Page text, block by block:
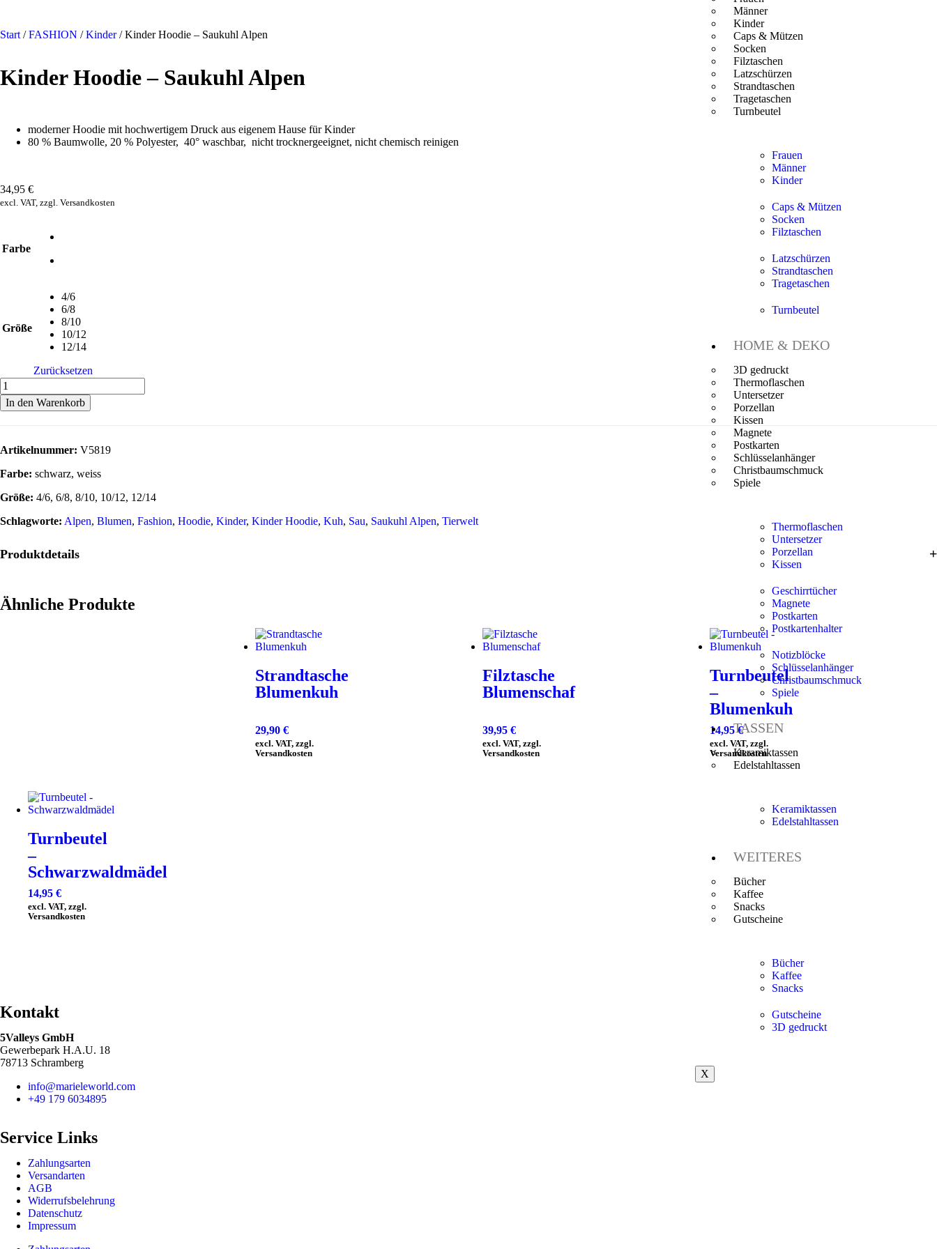
Männer
Kinder
Caps & Mützen
Socken
Filztaschen
Latzschürzen
Strandtaschen
Tragetaschen
Turnbeutel
Frauen
Männer
Kinder
Caps & Mützen
Socken
Filztaschen
Latzschürzen
Strandtaschen
Tragetaschen
Turnbeutel
HOME & DEKO
3D gedruckt
Thermoflaschen
Untersetzer
Porzellan
Kissen
Magnete
Postkarten
Schlüsselanhänger
Christbaumschmuck
Spiele
Thermoflaschen
Untersetzer
Porzellan
Kissen
Geschirrtücher
Magnete
Postkarten
Postkartenhalter
Notizblöcke
Schlüsselanhänger
Christbaumschmuck
Spiele
TASSEN
Keramiktassen
Edelstahltassen
Keramiktassen
Edelstahltassen
WEITERES
Bücher
Kaffee
Snacks
Gutscheine
Bücher
Kaffee
Snacks
Gutscheine
3D gedruckt
X
Start /FASHION /Kinder/ Kinder Hoodie – Saukuhl Alpen
Kinder Hoodie – Saukuhl Alpen
moderner Hoodie mit hochwertigem Druck aus eigenem Hause für Kinder
80 % Baumwolle, 20 % Polyester, 40° waschbar, nicht trocknergeeignet, nicht chemisch reinigen
34,95 €
excl. VAT, zzgl. Versandkosten
Farbe
Größe
4/6
6/8
8/10
10/12
12/14
Zurücksetzen
In den Warenkorb
Artikelnummer: V5819
Farbe: schwarz, weiss
Größe: 4/6, 6/8, 8/10, 10/12, 12/14
Schlagworte: Alpen, Blumen, Fashion, Hoodie, Kinder, Kinder Hoodie, Kuh, Sau, Saukuhl Alpen, Tierwelt
Produktdetails
Ähnliche Produkte
Strandtasche
Blumenkuh
29,90 €
excl. VAT, zzgl.
Versandkosten
Filztasche
Blumenschaf
39,95 €
excl. VAT, zzgl.
Versandkosten
Turnbeutel
–
Blumenkuh
14,95€
excl. VAT, zzgl.
Versandkosten
Turnbeutel
–
Schwarzwaldmädel
14,95 €
excl. VAT, zzgl.
Versandkosten
Kontakt
5Valleys GmbH
Gewerbepark H.A.U. 18
78713 Schramberg
info@marieleworld.com
+49 179 6034895
Service Links
Zahlungsarten
Versandarten
AGB
Widerrufsbelehrung
Datenschutz
Impressum